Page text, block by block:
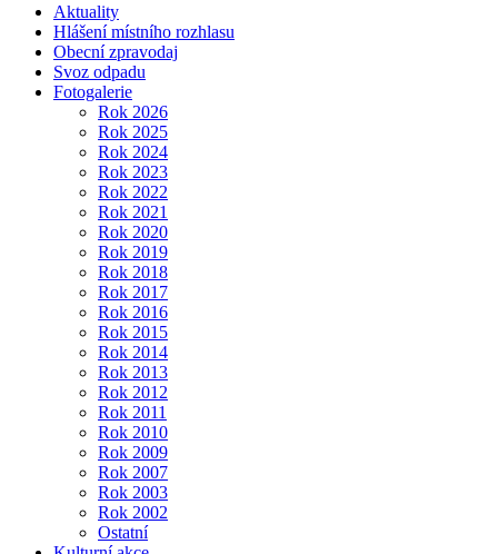
Aktuality
Hlášení místního rozhlasu
Obecní zpravodaj
Svoz odpadu
Fotogalerie
Rok 2026
Rok 2025
Rok 2024
Rok 2023
Rok 2022
Rok 2021
Rok 2020
Rok 2019
Rok 2018
Rok 2017
Rok 2016
Rok 2015
Rok 2014
Rok 2013
Rok 2012
Rok 2011
Rok 2010
Rok 2009
Rok 2007
Rok 2003
Rok 2002
Ostatní